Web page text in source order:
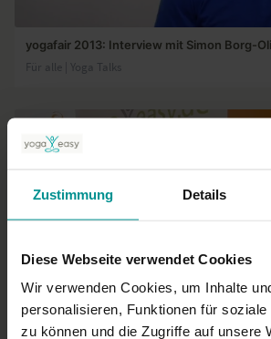
Zustimmung Details
Diese Webseite verwendet Cookies
Wir verwenden Cookies, um Inhalte
personalisieren, Funktionen für soziale
zu können und die Zugriffe auf unsere
yogafair 2013: Interview mit Simon Borg-
Für alle | Yoga Talks